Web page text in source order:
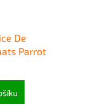
De
Parrot